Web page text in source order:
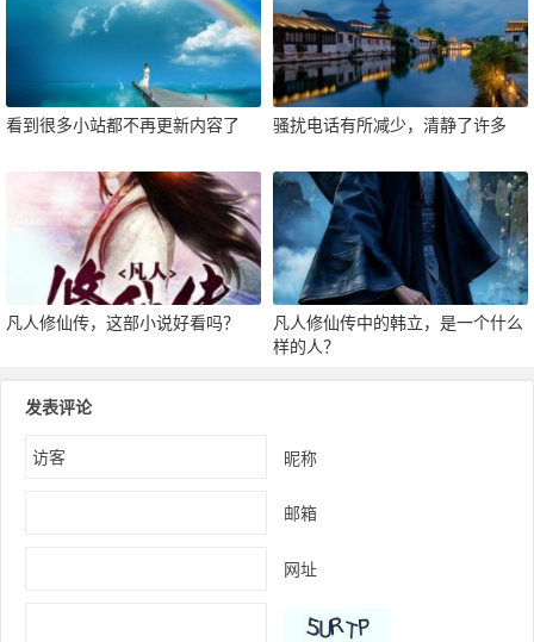
看到很多小站都不再更新内容了 骚扰电话有所减少，清静了许多
凡人修仙传，这部小说好看吗？
凡人修仙传中的韩立，是一个什么
样的人？
发表评论
昵称
邮箱
网址